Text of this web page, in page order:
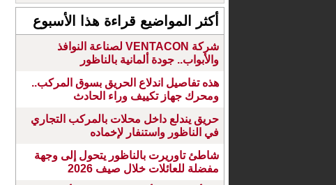
أكثر المواضيع قراءة هذا الأسبوع
شركة VENTACON لصناعة النوافذ
والأبواب.. جودة ألمانية بالناظور
هذه تفاصيل اندلاع الحريق بسوق المركب..
ومحرك جهاز تكييف وراء الحادث
حريق يندلع داخل محلات بالمركب التجاري
في الناظور واستنفار لإخماده
شاطئ تاوريرت بالناظور يتحول إلى وجهة
مفضلة للعائلات خلال صيف 2026